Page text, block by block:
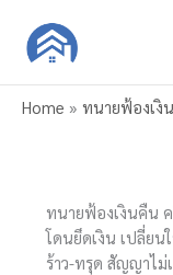
content
Home » ทนายฟ้องเงิ
ทนายฟ้องเงินคืน
โดนยึดเงิน เปลี่ยน
ร้าว-ทรุด สัญญาไม่